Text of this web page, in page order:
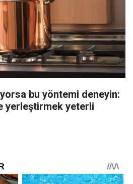
bu yöntemi deneyin:
yerleştirmek yeterli